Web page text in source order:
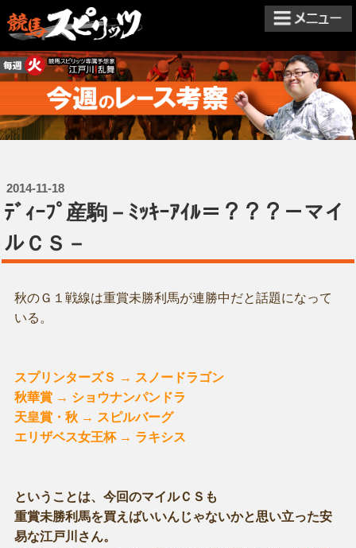
2014-11-18
ﾃﾞｨｰﾌﾟ産駒－ﾐｯｷｰｱｲﾙ＝？？？－マイ
ルＣＳ－
秋のＧ１戦線は重賞未勝利馬が連勝中だと話題になって
いる。
スプリンターズＳ → スノードラゴン
秋華賞 → ショウナンパンドラ
天皇賞・秋 → スピルバーグ
エリザベス女王杯 → ラキシス
ということは、今回のマイルＣＳも
重賞未勝利馬を買えばいいんじゃないかと思い立った安
易な江戸川さん。